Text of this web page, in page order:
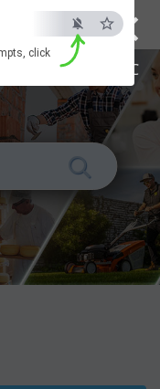
×
ESC
click